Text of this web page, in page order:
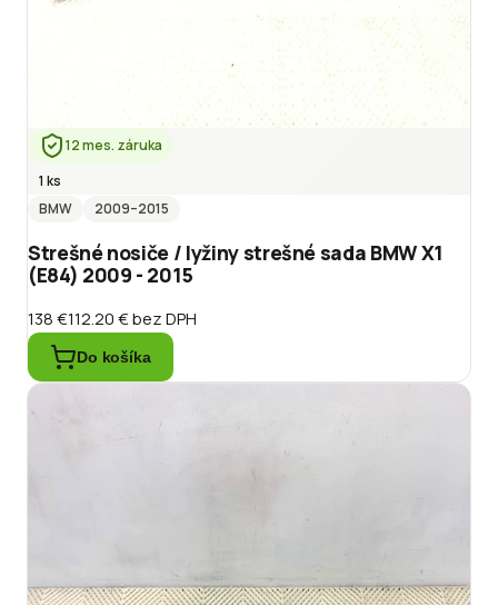
12 mes. záruka
1 ks
BMW
2009–2015
Strešné nosiče / lyžiny strešné sada BMW X1
(E84) 2009 - 2015
138 €112.20 €bez DPH
Do košíka